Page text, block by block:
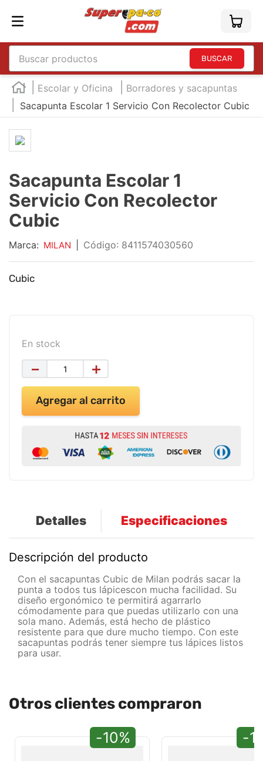
Buscar productos
Escolar y Oficina
Borradores y sacapuntas
Sacapunta Escolar 1 Servicio Con Recolector Cubic
Sacapunta Escolar 1
Servicio Con Recolector
Cubic
Marca: MILAN : 8411574030560
Cubic
En stock
＋
－
Agregar al carrito
Detalles Especificaciones
Descripción del producto
Con el sacapuntas Cubic de Milan podrás sacar la
punta a todos tus lápicescon mucha facilidad. Su
diseño ergonómico te permitirá agarrarlo
cómodamente para que puedas utilizarlo con una
sola mano. Además, está hecho de plástico
resistente para que dure mucho tiempo. Con este
sacapuntas podrás tener siempre tus lápices listos
para usar.
Otros clientes compraron
-10% -
TÉRMINOS MÁS BUSCADOS
1.
england
3
5.
mouse
6.
marcadores
7.
audifonos
8.
teclado